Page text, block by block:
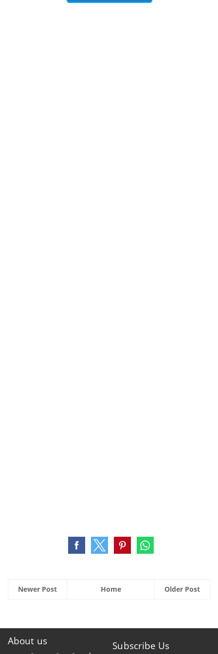
Newer Post Older Post
Home
About us Subscribe Us